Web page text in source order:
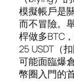
模擬帳戶是
而不冒險。
桿做多BTC
25 USDT（
可能面臨爆
幣圈入門的